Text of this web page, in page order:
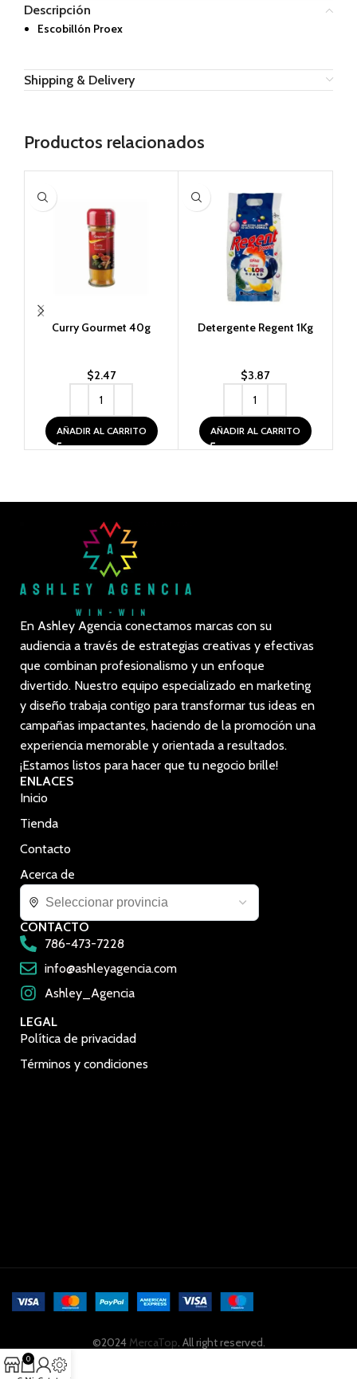
Descripción
Escobillón Proex
Shipping & Delivery
Productos relacionados
Curry Gourmet 40g
$2.47
AÑADIR AL CARRITO
Detergente Regent 1Kg
$3.87
AÑADIR AL CARRITO
En Ashley Agencia conectamos marcas con su
audiencia a través de estrategias creativas y efectivas
que combinan profesionalismo y un enfoque
divertido. Nuestro equipo especializado en marketing
y diseño trabaja contigo para transformar tus ideas en
campañas impactantes, haciendo de la promoción una
experiencia memorable y orientada a resultados.
¡Estamos listos para hacer que tu negocio brille!
ENLACES
Inicio
Tienda
Contacto
Acerca de
CONTACTO
786-473-7228
info@ashleyagencia.com
Ashley_Agencia
LEGAL
Política de privacidad
Términos y condiciones
©2024MercaTop. All right reserved.
0